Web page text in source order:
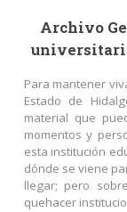
Archivo
Para mantener
Estado de
material que
momentos y
esta institución
dónde se viene
llegar; pero
quehacer